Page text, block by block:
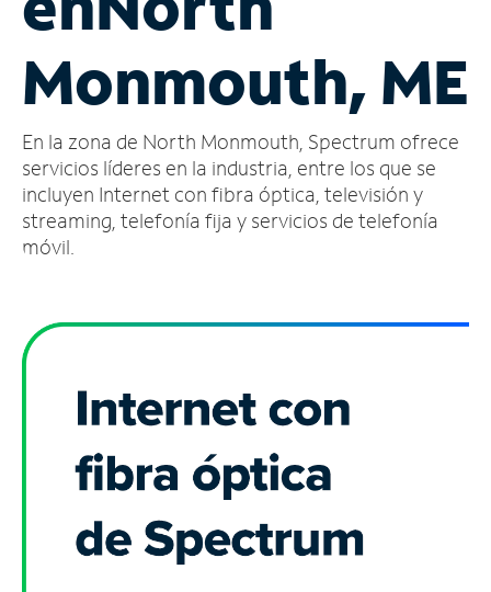
cuenta
Encuentra
tienda
Monmouth, ME
En la zona de North Monmouth, Spectrum ofrece
servicios líderes en la industria, entre los que se
incluyen Internet con fibra óptica, televisión y
streaming, telefonía fija y servicios de telefonía
móvil.